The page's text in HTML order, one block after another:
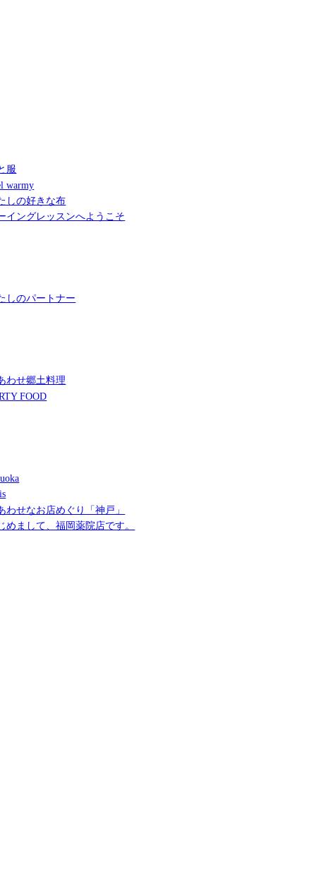
服
warmy
しの好きな布
イングレッスンへようこそ
しのパートナー
わせ郷土料理
FOOD
わせなお店めぐり「神戸」
めまして、福岡薬院店です。